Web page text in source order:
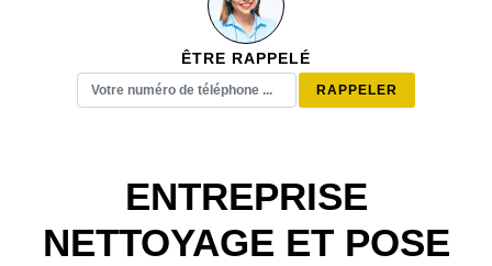
ÊTRE RAPPELÉ
ENTREPRISE
NETTOYAGE ET POSE